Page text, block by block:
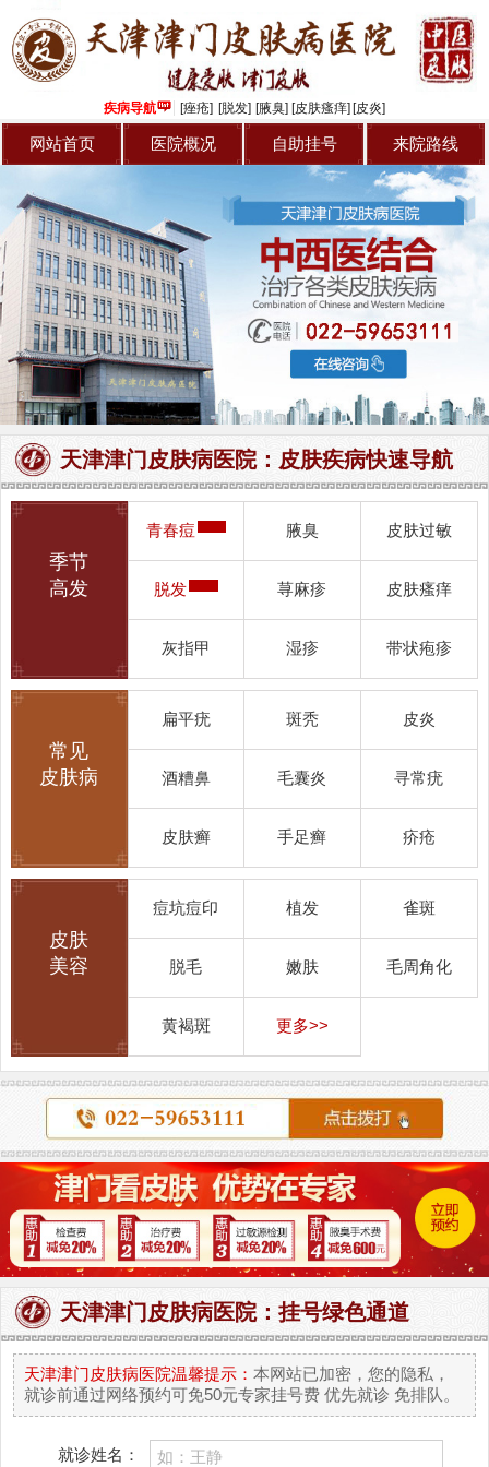
疾病导航 [痤疮] [脱发] [腋臭] [皮肤瘙痒] [皮炎]
网站首页 医院概况 自助挂号 来院路线
天津津门皮肤病医院：皮肤疾病快速导航
季节
高发
青春痘 腋臭 皮肤过敏
脱发 荨麻疹 皮肤瘙痒
灰指甲 湿疹 带状疱疹
常见
皮肤病
扁平疣 斑秃 皮炎
酒糟鼻 毛囊炎 寻常疣
皮肤癣 手足癣 疥疮
皮肤
美容
痘坑痘印 植发 雀斑
脱毛 嫩肤 毛周角化
黄褐斑 更多>>
天津津门皮肤病医院：挂号绿色通道
天津津门皮肤病医院温馨提示：本网站已加密，您的隐私，
就诊前通过网络预约可免50元专家挂号费 优先就诊 免排队。
就诊姓名：